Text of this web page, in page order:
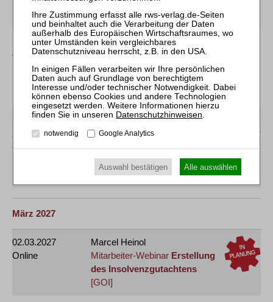
Insolvenzsachbearbeitung
[GOI]
17.02.2027
Online
Sebastian Krabbe
Mitarbeiter-WebinarHerausforderungen
und Praxistipps bei der
Differenzlohnabrechnung
[GOI]
24.02.2027 und
25.02.2027
Online
Karolin Gilbert / Jana Scholz
Mitarbeiter-Webinar
in die Bearbeitung der
Insolvenztabelle
[GOI]
März 2027
02.03.2027
Online
Marcel Heinol
Mitarbeiter-Webinar Erstellung
des Insolvenzgutachtens
[GOI]
Datenschutzhinweisen
notwendig Google Analytics
Auswahl bestätigen Alle auswählen